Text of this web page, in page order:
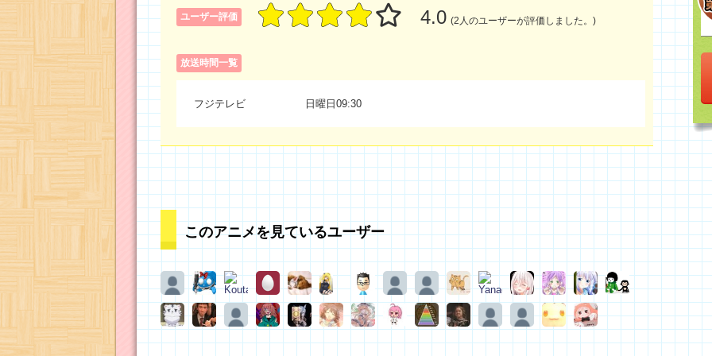
ユーザー評価 4.0 (2人のユーザーが評価しました。)
放送時間一覧
フジテレビ 日曜日09:30
このアニメを見ているユーザー